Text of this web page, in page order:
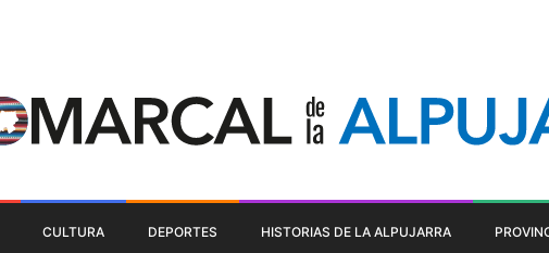
CULTURA DEPORTES HISTORIAS DE LA ALPUJARRA